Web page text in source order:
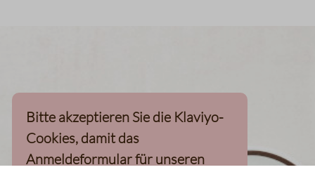
Bitte akzeptieren Sie die Klaviyo-
Cookies, damit das
Anmeldeformular für unseren